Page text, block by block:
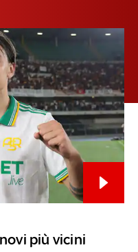
più vicini